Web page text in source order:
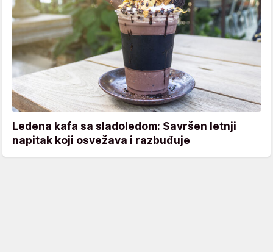
Ledena kafa sa sladoledom: Savršen letnji
napitak koji osvežava i razbuđuje